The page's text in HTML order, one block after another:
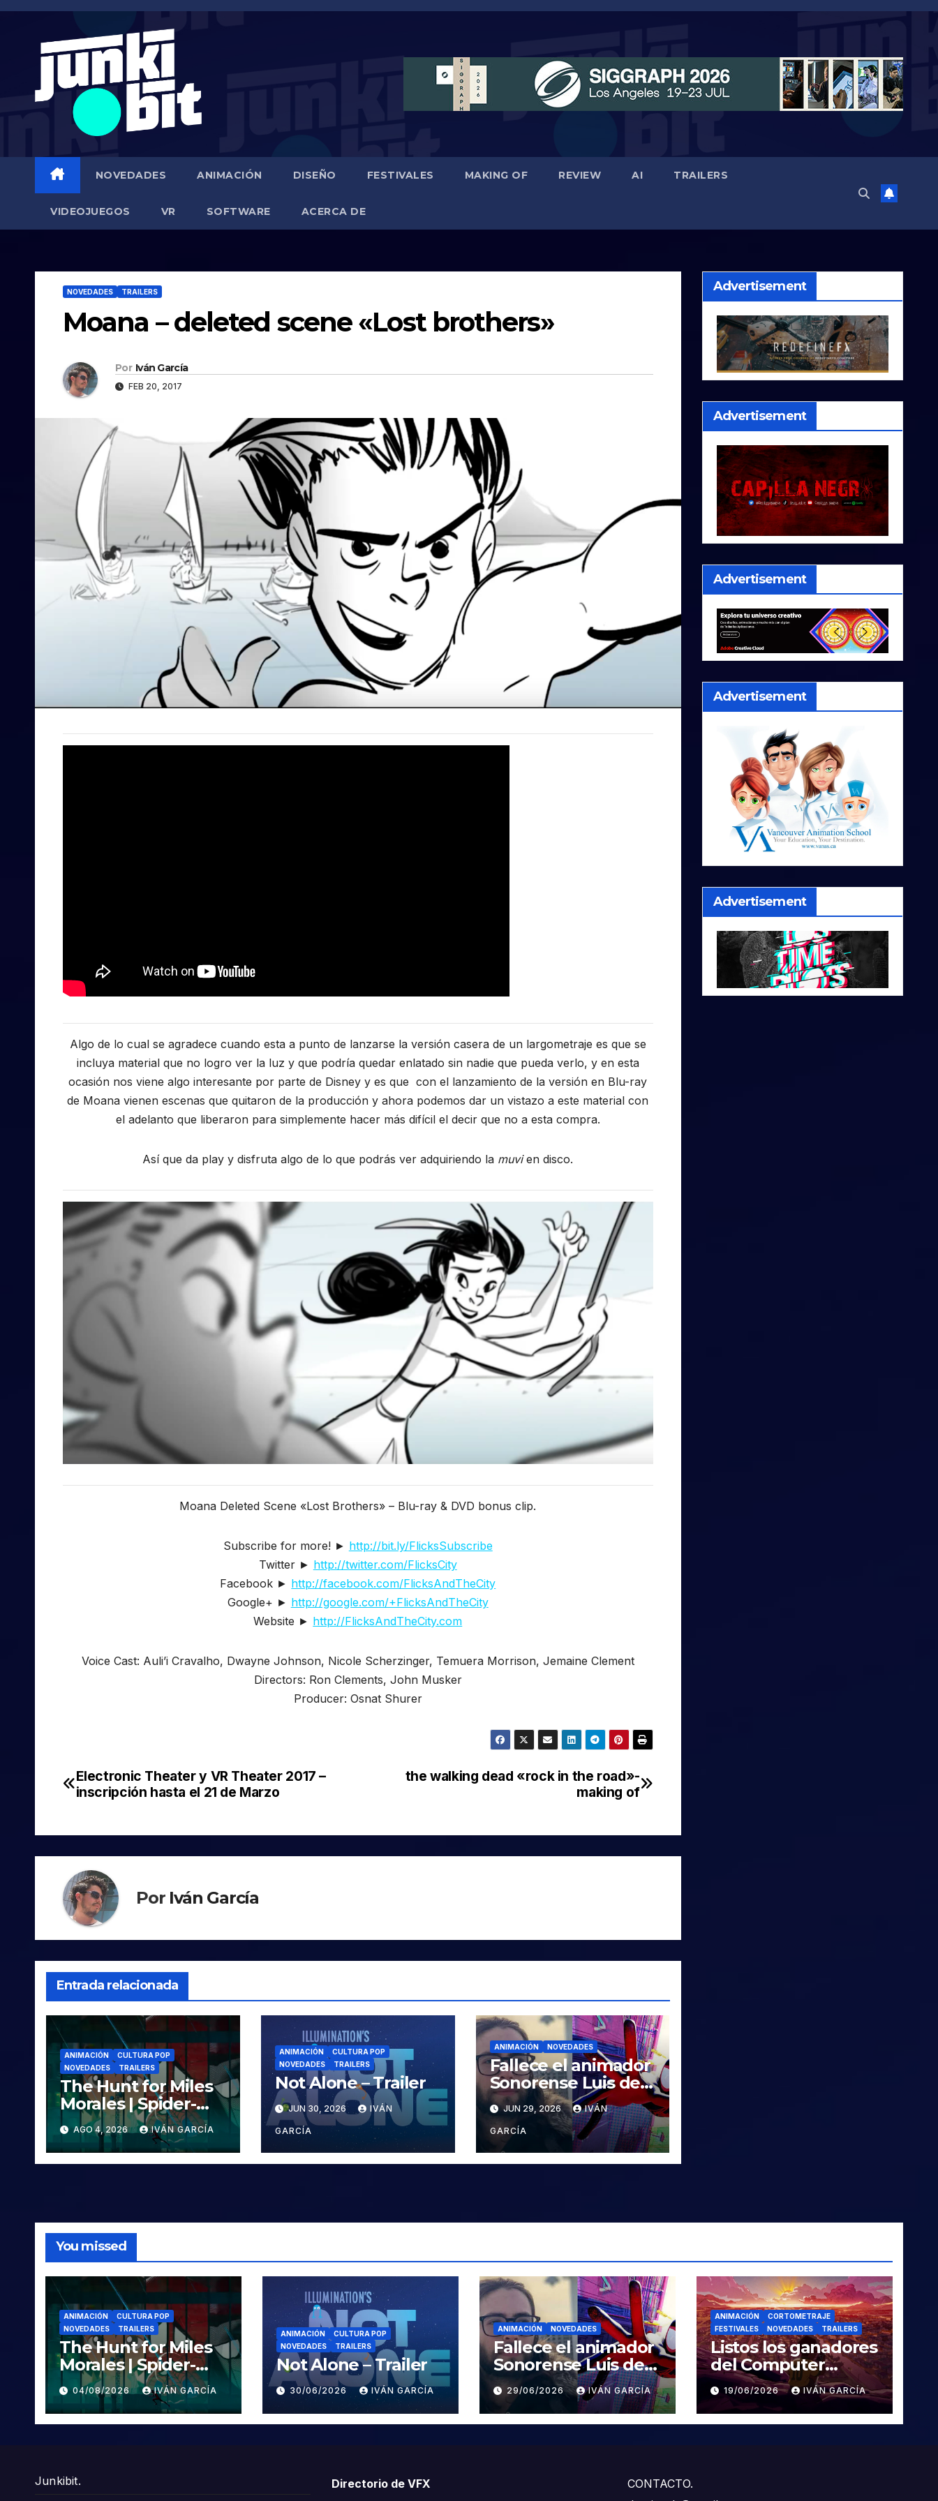
Saltar
contenido
NOVEDADES ANIMACIÓN DISEÑO FESTIVALES MAKING OF REVIEW AI TRAILERS
VIDEOJUEGOS VR SOFTWARE ACERCA DE
NOVEDADES TRAILERS
Moana – deleted scene «Lost brothers»
Por Iván García
FEB 20, 2017
Algo de lo cual se agradece cuando esta a punto de lanzarse la versión casera de un largometraje es que se
incluya material que no logro ver la luz y que podría quedar enlatado sin nadie que pueda verlo, y en esta
ocasión nos viene algo interesante por parte de Disney y es que con el lanzamiento de la versión en Blu-ray
de Moana vienen escenas que quitaron de la producción y ahora podemos dar un vistazo a este material con
el adelanto que liberaron para simplemente hacer más difícil el decir que no a esta compra.
Así que da play y disfruta algo de lo que podrás ver adquiriendo la muvien disco.
Moana Deleted Scene «Lost Brothers» – Blu-ray & DVD bonus clip.
Subscribe for more! ► http://bit.ly/FlicksSubscribe
Twitter ► http://twitter.com/FlicksCity
Facebook ► http://facebook.com/FlicksAndTheCity
Google+ ► http://google.com/+FlicksAndTheCity
Website ► http://FlicksAndTheCity.com
Voice Cast: Auli’i Cravalho, Dwayne Johnson, Nicole Scherzinger, Temuera Morrison, Jemaine Clement
Directors: Ron Clements, John Musker
Producer: Osnat Shurer
Navegación
entradas
the walking dead «rock in the road»-
making of
Electronic Theater y VR Theater 2017 –
inscripción hasta el 21 de Marzo
Por Iván García
Entrada relacionada
ANIMACIÓN
CULTURA POP
NOVEDADES
TRAILERS
The Hunt for Miles
Morales | Spider-
Man: Across the
Spider-Verse
AGO 4, 2026 IVÁN GARCÍA
ANIMACIÓN
CULTURA POP
NOVEDADES
TRAILERS
Not Alone – Trailer
JUN 30, 2026 IVÁN
GARCÍA
ANIMACIÓN NOVEDADES
Fallece el animador
Sonorense Luis de
la Rosa
JUN 29, 2026 IVÁN
GARCÍA
Advertisement
Advertisement
Advertisement
Advertisement
Advertisement
You missed
ANIMACIÓN
CULTURA POP
NOVEDADES
TRAILERS
The Hunt for Miles
Morales | Spider-
Man: Across the
Spider-Verse
04/08/2026 IVÁN GARCÍA
ANIMACIÓN
CULTURA POP
NOVEDADES
TRAILERS
Not Alone – Trailer
30/06/2026 IVÁN GARCÍA
ANIMACIÓN NOVEDADES
Fallece el animador
Sonorense Luis de
la Rosa
29/06/2026 IVÁN GARCÍA
ANIMACIÓN
CORTOMETRAJE
FESTIVALES
NOVEDADES TRAILERS
Listos los ganadores
del Computer
Animation Festival
Siggraph 2026
19/06/2026 IVÁN GARCÍA
Junkibit. Directorio de VFX
CONTACTO.